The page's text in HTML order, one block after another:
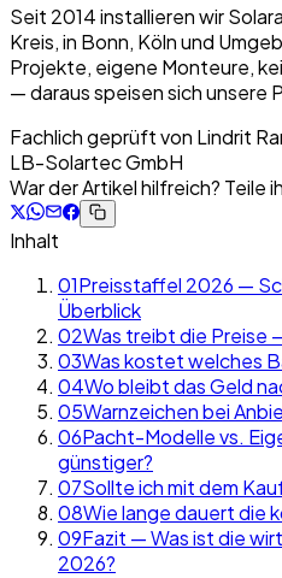
Seit 2014 installieren wir
Kreis, in Bonn, Köln und
Projekte, eigene Monteure,
— daraus speisen sich unsere
Fachlich geprüft von Lindrit
LB-Solartec GmbH
War der Artikel hilfreich? Teile
Inhalt
01Preisstaffel 2026 —
Überblick
02Was treibt die Preise
03Was kostet welches
04Wo bleibt das Geld
05Warnzeichen bei
06Pacht-Modelle vs.
günstiger?
07Sollte ich mit dem
08Wie lange dauert die
09Fazit — Was ist die
2026?